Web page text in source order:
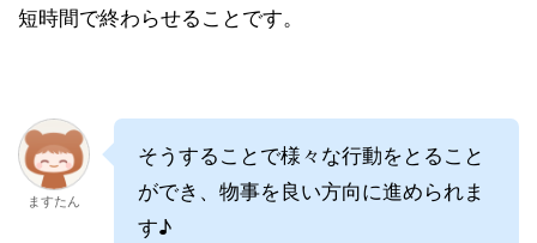
短時間で終わらせることです。
ますたん
そうすることで様々な行動をとること
ができ、物事を良い方向に進められま
す♪